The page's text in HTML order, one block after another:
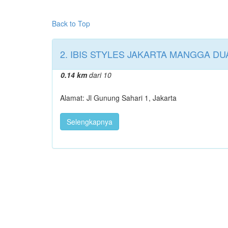
Back to Top
2. IBIS STYLES JAKARTA MANGGA
0.14 kmdari 10
Alamat: Jl Gunung Sahari 1, Jakarta
Selengkapnya